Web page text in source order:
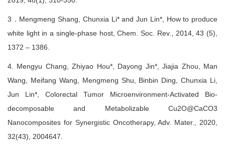
3．Mengmeng Shang, Chunxia Li* and Jun Lin*, How to produce
white light in a single-phase host, Chem. Soc. Rev., 2014, 43 (5),
1372 – 1386.
4. Mengyu Chang, Zhiyao Hou*, Dayong Jin*, Jiajia Zhou, Man
Wang, Meifang Wang, Mengmeng Shu, Binbin Ding, Chunxia Li,
Jun Lin*, Colorectal Tumor Microenvironment-Activated Bio-
decomposable and Metabolizable Cu2O@CaCO3
Nanocomposites for Synergistic Oncotherapy, Adv. Mater., 2020,
32(43), 2004647.